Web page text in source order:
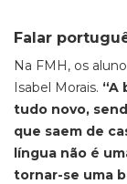
Falar
Na FMH, os
Isabel Morais. “A
tudo novo,
que saem de
língua não é
tornar-se uma